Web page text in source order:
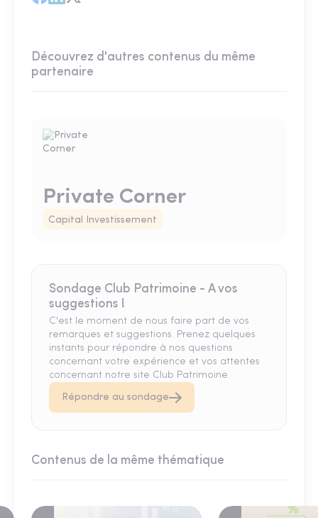
Découvrez d'autres contenus du même
partenaire
Private Corner
Capital Investissement
Sondage Club Patrimoine - A vos
suggestions !
C'est le moment de nous faire part de vos
remarques et suggestions. Prenez quelques
instants pour répondre à nos questions
concernant votre expérience et vos attentes
concernant notre site Club Patrimoine.
Répondre au sondage
Contenus de la même thématique